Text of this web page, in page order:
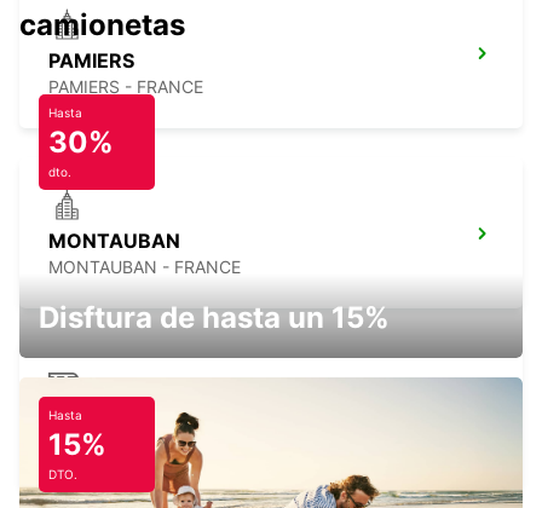
PAMIERS
PAMIERS - FRANCE
MONTAUBAN
MONTAUBAN - FRANCE
MONTAUBAN RAILWAY STATION
MONTAUBAN - FRANCE
camionetas
Hasta
30%
dto.
Disftura de hasta un 15%
Hasta
15%
DTO.